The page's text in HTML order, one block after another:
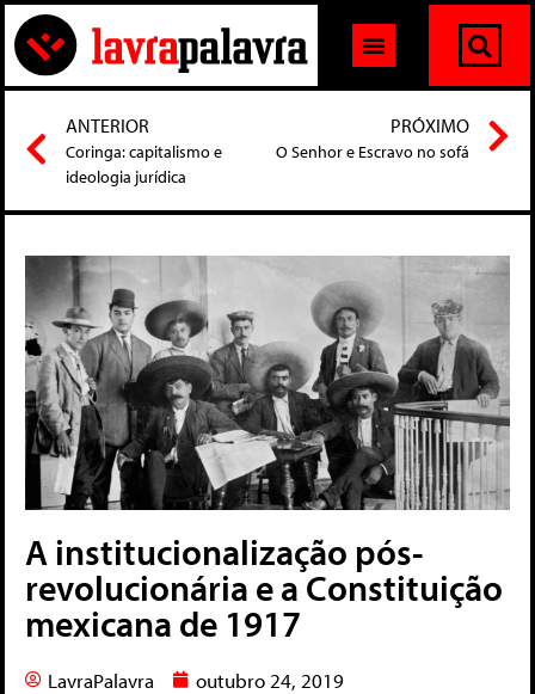
ANTERIOR
Coringa: capitalismo e
ideologia jurídica
PRÓXIMO
O Senhor e Escravo no sofá
A institucionalização pós-
revolucionária e a Constituição
mexicana de 1917
LavraPalavra
outubro 24, 2019